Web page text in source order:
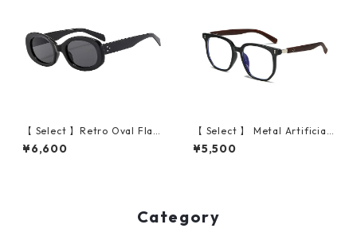
【 Select 】Retro Oval Flam
e Sunglasses (Black/Grey）
¥6,600
【 Select 】 Metal Artificial
Wood Vintage Sunglasses
(Black/Clear )
¥5,500
Category